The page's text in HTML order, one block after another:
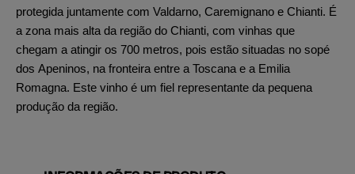
protegida juntamente com Valdarno, Caremignano e Chianti. É
a zona mais alta da região do Chianti, com vinhas que
chegam a atingir os 700 metros, pois estão situadas no sopé
dos Apeninos, na fronteira entre a Toscana e a Emilia
Romagna. Este vinho é um fiel representante da pequena
produção da região.